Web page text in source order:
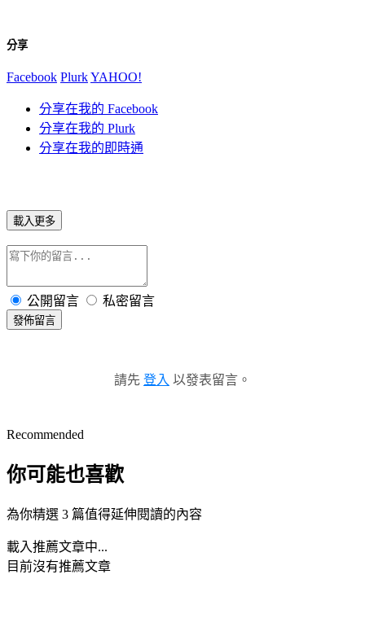
分享
Facebook PlurkYAHOO!
分享在我的 Facebook
分享在我的 Plurk
分享在我的即時通
載入更多
公開留言 私密留言
發佈留言
請先 登入 以發表留言。
Recommended
你可能也喜歡
為你精選 3 篇值得延伸閱讀的內容
載入推薦文章中...
目前沒有推薦文章